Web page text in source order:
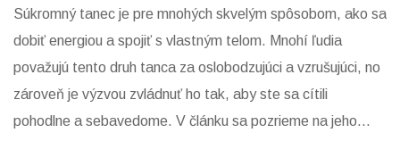
Súkromný tanec je pre mnohých skvelým spôsobom, ako sa
dobiť energiou a spojiť s vlastným telom. Mnohí ľudia
považujú tento druh tanca za oslobodzujúci a vzrušujúci, no
zároveň je výzvou zvládnuť ho tak, aby ste sa cítili
pohodlne a sebavedome. V článku sa pozrieme na jeho